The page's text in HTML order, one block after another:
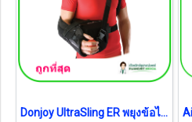
Donjoy UltraSling ER พยุงข้อไหล่ ไซส์ M (รุ่นพรีเมี่ยม)